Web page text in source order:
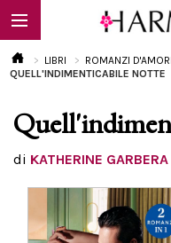
EBOOK
LIBRI ROMANZI
QUELL'INDIMENTICABILE NOTTE
di KATHERINE GARBERA